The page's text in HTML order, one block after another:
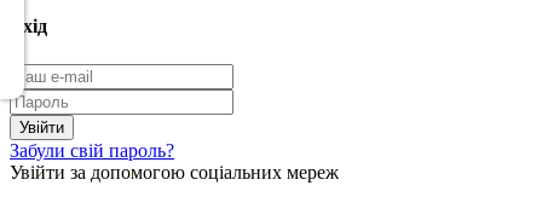
Вхід
Забули свій пароль?
Увійти за допомогою соціальних мереж
Скачать
(Розн.)
Скачать
CSV
(Опт)